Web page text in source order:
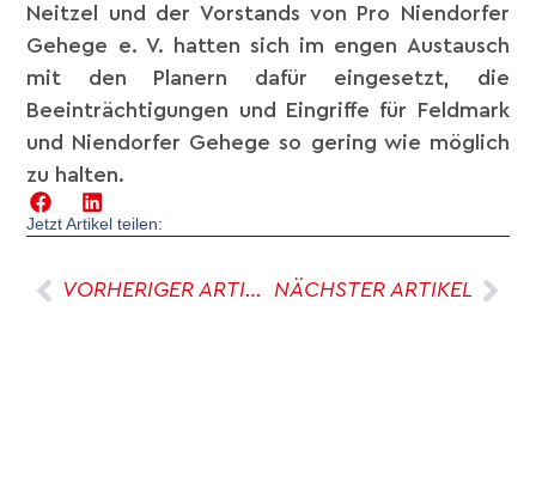
Neitzel und der Vorstands von Pro Niendorfer
Gehege e. V. hatten sich im engen Austausch
mit den Planern dafür eingesetzt, die
Beeinträchtigungen und Eingriffe für Feldmark
und Niendorfer Gehege so gering wie möglich
zu halten.
Jetzt Artikel teilen:
VORHERIGER ARTIKEL NÄCHSTER ARTIKEL